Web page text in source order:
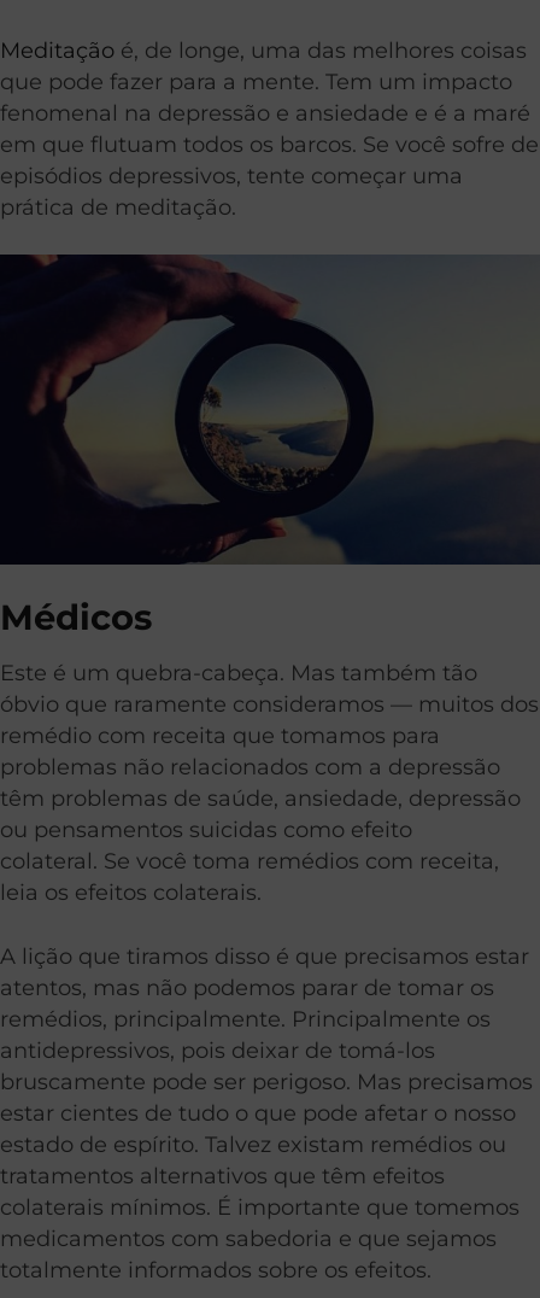
Meditação é, de longe, uma das melhores coisas
que pode fazer para a mente. Tem um impacto
fenomenal na depressão e ansiedade e é a maré
em que flutuam todos os barcos. Se você sofre de
episódios depressivos, tente começar uma
prática de meditação.
Médicos
Este é um quebra-cabeça. Mas também tão
óbvio que raramente consideramos — muitos dos
remédio com receita que tomamos para
problemas não relacionados com a depressão
têm problemas de saúde, ansiedade, depressão
ou pensamentos suicidas como efeito
colateral. Se você toma remédios com receita,
leia os efeitos colaterais.
A lição que tiramos disso é que precisamos estar
atentos, mas não podemos parar de tomar os
remédios, principalmente. Principalmente os
antidepressivos, pois deixar de tomá-los
bruscamente pode ser perigoso. Mas precisamos
estar cientes de tudo o que pode afetar o nosso
estado de espírito. Talvez existam remédios ou
tratamentos alternativos que têm efeitos
colaterais mínimos. É importante que tomemos
medicamentos com sabedoria e que sejamos
totalmente informados sobre os efeitos.